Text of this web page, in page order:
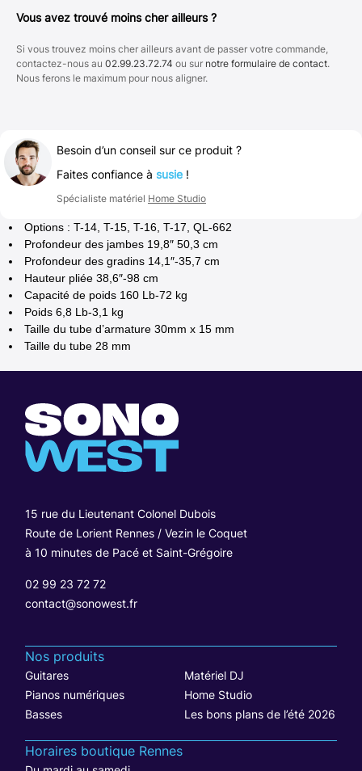
Vous avez trouvé moins cher ailleurs ?
Si vous trouvez moins cher ailleurs avant de passer votre commande,
contactez-nous au 02.99.23.72.74 ou sur notre formulaire de contact.
Nous ferons le maximum pour nous aligner.
Besoin d’un conseil sur ce produit ?
Faites confiance à susie !
Spécialiste matériel Home Studio
Options : T-14, T-15, T-16, T-17, QL-662
Profondeur des jambes 19,8″ 50,3 cm
Profondeur des gradins 14,1″-35,7 cm
Hauteur pliée 38,6″-98 cm
Capacité de poids 160 Lb-72 kg
Poids 6,8 Lb-3,1 kg
Taille du tube d’armature 30mm x 15 mm
Taille du tube 28 mm
15 rue du Lieutenant Colonel Dubois
Route de Lorient Rennes / Vezin le Coquet
à 10 minutes de Pacé et Saint-Grégoire
02 99 23 72 72
contact@sonowest.fr
Nos produits
Guitares
Matériel DJ
Pianos numériques
Home Studio
Basses
Les bons plans de l’été 2026
Horaires boutique Rennes